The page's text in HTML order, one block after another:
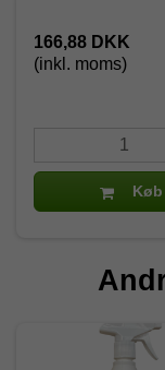
166,88 DKK
(inkl. moms)
Køb